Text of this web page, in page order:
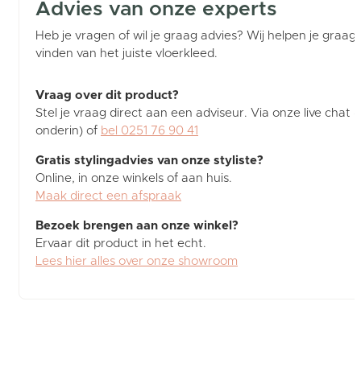
Advies van onze experts
Heb je vragen of wil je graag advies? Wij helpen je graag
vinden van het juiste vloerkleed.
Vraag over dit product?
Stel je vraag direct aan een adviseur. Via onze live chat
onderin) of bel 0251 76 90 41
Gratis stylingadvies van onze styliste?
Online, in onze winkels of aan huis.
Maak direct een afspraak
Bezoek brengen aan onze winkel?
Ervaar dit product in het echt.
Lees hier alles over onze showroom